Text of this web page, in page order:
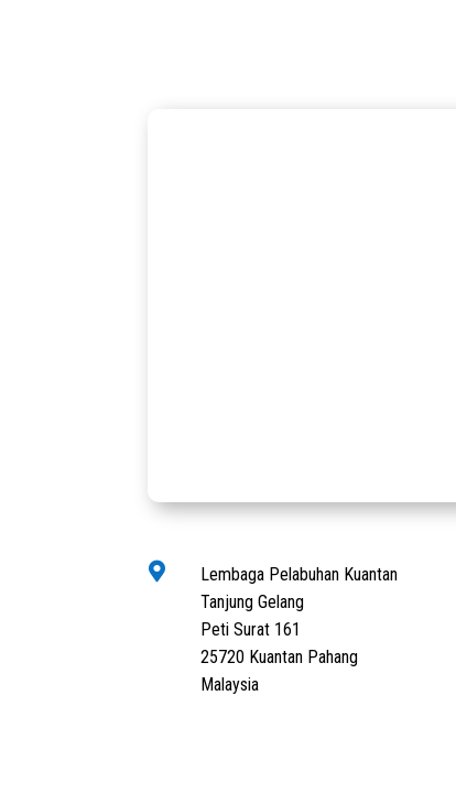

Lembaga Pelabuhan Kuantan
Tanjung Gelang
Peti Surat 161
25720 Kuantan Pahang
Malaysia